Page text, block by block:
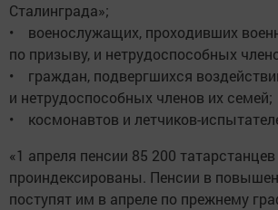
Сталинграда»;
• военослужащих, проходивших
по призыву, и нетрудоспособных
• граждан, подвергшихся
и нетрудоспособных членов их семей;
• космонавтов и летчиков-
«1 апреля пенсии 85 200
проиндексированы. Пенсии в
поступят им в апреле по прежнему